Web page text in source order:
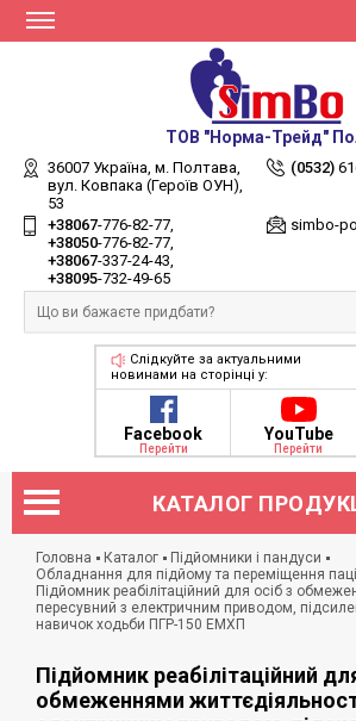
ТОВ "Норма-Трейд"
36007 Україна, м. Полтава,
вул. Ковпака (Героїв ОУН),
53
(0532)
+38067-776-82-77
+38050-776-82-77
+38067-337-24-43
+38095-732-49-65
simbo-
Слідкуйте за актуальними
новинами на сторінці у:
Facebook
Перейти
YouTube
Перейти
Головна Каталог
Підйомники і пандуси
Обладнання для підйому та переміщення
Підйомник реабілітаційний для осіб з
пересувний з електричним приводом,
навичок ходьби ПГР-150 ЕМХП
Підйомник реабілітаційний
обмеженнями
КАТАЛОГ